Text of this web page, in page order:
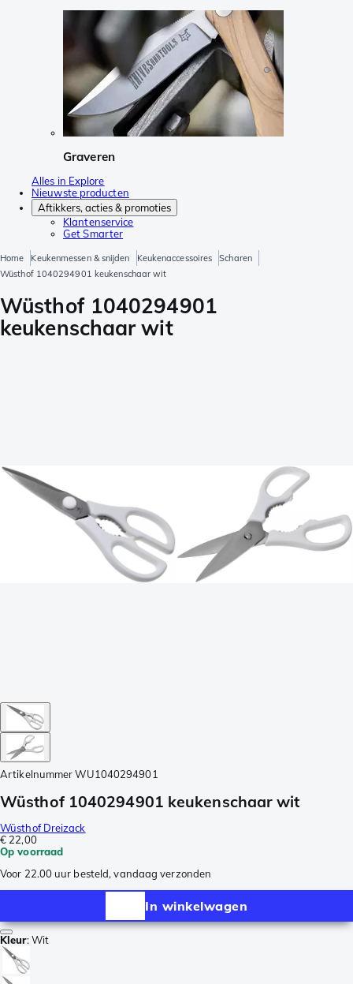
Graveren
Alles in Explore
Nieuwste producten
Aftikkers, acties & promoties
Klantenservice
Get Smarter
Home Keukenmessen & snijden Keukenaccessoires
Scharen
Wüsthof 1040294901 keukenschaar wit
Wüsthof 1040294901
keukenschaar wit
Artikelnummer WU1040294901
Wüsthof 1040294901 keukenschaar wit
Wüsthof Dreizack
€ 22,00
Op voorraad
Voor 22.00 uur besteld, vandaag verzonden
In winkelwagen
Kleur:Wit